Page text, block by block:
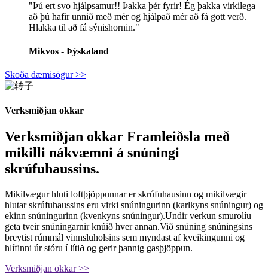
"Þú ert svo hjálpsamur!! Þakka þér fyrir! Ég þakka virkilega
að þú hafir unnið með mér og hjálpað mér að fá gott verð.
Hlakka til að fá sýnishornin."
Mikvos - Þýskaland
Skoða dæmisögur >>
Verksmiðjan okkar
Verksmiðjan okkar Framleiðsla með
mikilli nákvæmni á snúningi
skrúfuhaussins.
Mikilvægur hluti loftþjöppunnar er skrúfuhausinn og mikilvægir
hlutar skrúfuhaussins eru virki snúningurinn (karlkyns snúningur) og
ekinn snúningurinn (kvenkyns snúningur).Undir verkun smurolíu
geta tveir snúningarnir knúið hver annan.Við snúning snúningsins
breytist rúmmál vinnsluholsins sem myndast af kveikingunni og
hlífinni úr stóru í lítið og gerir þannig gasþjöppun.
Verksmiðjan okkar >>